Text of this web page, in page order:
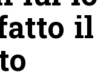
il